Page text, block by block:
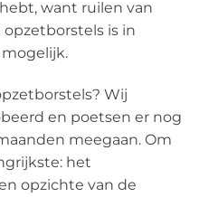
want ruilen van
is in
Wij
en poetsen er nog
meegaan. Om
het
opzichte van de